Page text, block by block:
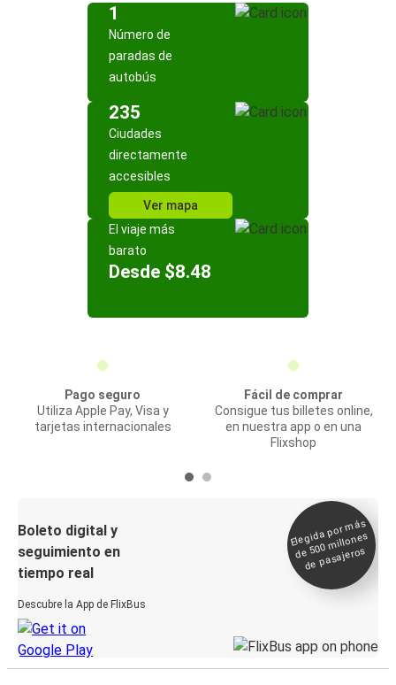
1
Número de
paradas de
autobús
235
Ciudades
directamente
accesibles
Ver mapa
El viaje más
barato
Desde $8.48
Pago seguro
Utiliza Apple Pay, Visa y
tarjetas internacionales
Fácil de comprar
Consigue tus billetes online,
en nuestra app o en una
Flixshop
Boleto digital y
seguimiento en
tiempo real
Descubre la App de FlixBus
Elegida por
más
de 500
millones
de pasajeros